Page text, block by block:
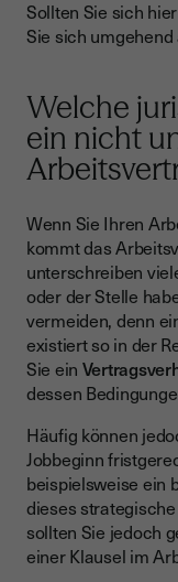
Sollten Sie sich
Sie sich
Welche
ein nicht
Wenn Sie Ihren
kommt das
unterschreiben
oder der Stelle
vermeiden, denn
existiert so in der
Sie ein
dessen
Häufig können
Jobbeginn
beispielsweise ein
dieses
sollten Sie jedoch
einer Klausel im